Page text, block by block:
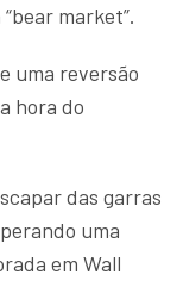
market”.
uma reversão
hora do
das garras
uma
em Wall